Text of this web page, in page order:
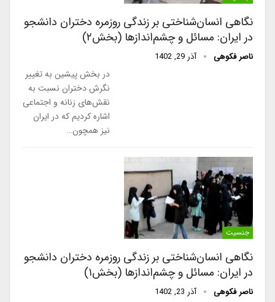
نگاهی انسان‌شناختی بر زندگی روزمره دختران دانشجو
در ایران: مسائل و چشم‌اندازها (بخش۲)
ناصر فکوهی آذر 29, 1402
در بخش پیشین به تغییر
نگرش دختران نسبت به
نقش‌های زنانه و اجتماعی
اشاره کردیم که در ایران
نیز همچون…
جنسیت
نگاهی انسان‌شناختی بر زندگی روزمره دختران دانشجو
در ایران: مسائل و چشم‌اندازها (بخش۱)
ناصر فکوهی آذر 23, 1402